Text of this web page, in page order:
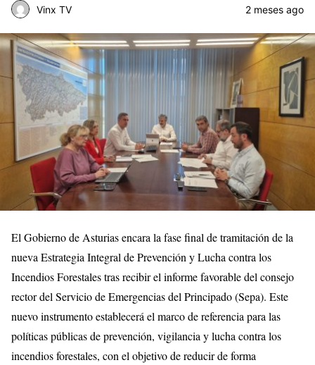
Vinx TV 2 meses ago
El Gobierno de Asturias encara la fase final de tramitación de la
nueva Estrategia Integral de Prevención y Lucha contra los
Incendios Forestales tras recibir el informe favorable del consejo
rector del Servicio de Emergencias del Principado (Sepa). Este
nuevo instrumento establecerá el marco de referencia para las
políticas públicas de prevención, vigilancia y lucha contra los
incendios forestales, con el objetivo de reducir de forma